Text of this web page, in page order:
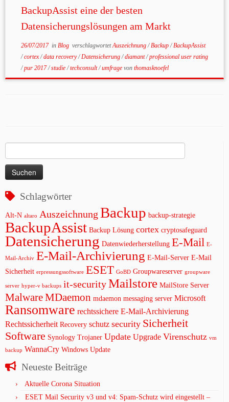
BackupAssist eine der besten
Datensicherungslösungen am Markt
26/07/2017in Blog verschlagwortetAuszeichnung/Backup/BackupAssist
/cortex/data recovery/Datensicherung/diamant/professional user rating
/pur 2017/studie/techconsult/umfrage von thomasknoefel
nach:
Schlagwörter
Alt-N altaro Auszeichnung Backup backup-strategie
BackupAssist Backup Lösung cortex cryptosafeguard
Datensicherung Datenwiederherstellung E-Mail E-
Mail-Archiv E-Mail-Archivierung E-Mail-Server E-Mail
Sicherheit erpressungssoftware ESET GoBD Groupwareserver groupware
server hyper-v backups it-securityMailstore MailStore Server
MalwareMDaemon mdaemon messaging server Microsoft
Ransomware rechtssichere E-Mail-Archivierung
Rechtssicherheit Recovery schutz security Sicherheit
Software Synology Trojaner Update Upgrade Virenschutz vm
backup WannaCry Windows Update
Neueste Beiträge
Aktuelle Corona Situation
ESET Mail Security v3 und v4: Spam-Schutz wird eingestellt –